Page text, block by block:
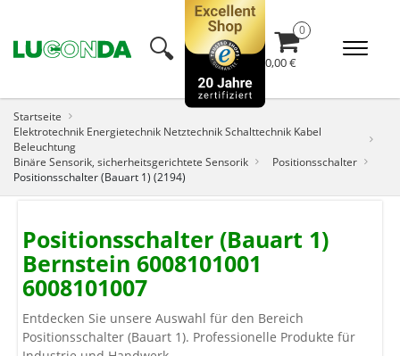
🔍︎ 0,00 €
Startseite
Elektrotechnik Energietechnik Netztechnik Schalttechnik Kabel
Beleuchtung
Binäre Sensorik, sicherheitsgerichtete Sensorik
Positionsschalter
Positionsschalter (Bauart 1) (2194)
Positionsschalter (Bauart 1)
Bernstein 6008101001
6008101007
Entdecken Sie unsere Auswahl für den Bereich
Positionsschalter (Bauart 1). Professionelle Produkte für